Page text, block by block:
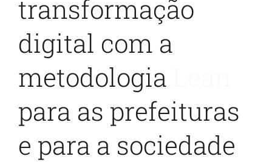
transformação
digital com a
metodologia
para as prefeituras
e para a sociedade